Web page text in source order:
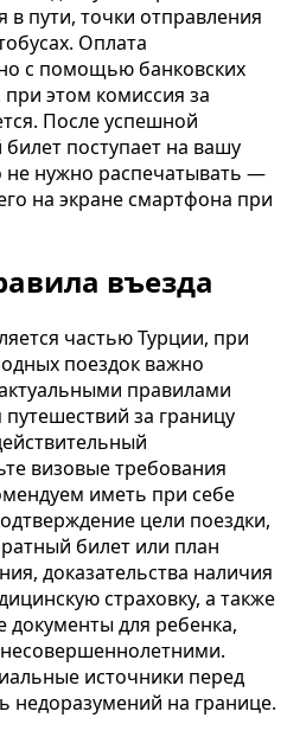
в пути, точки отправления
Оплата
с помощью банковских
этом комиссия за
После успешной
поступает на вашу
не нужно распечатывать —
на экране смартфона при
въезда
частью Турции, при
поездок важно
правилами
за границу
визовые требования
иметь при себе
цели поездки,
билет или план
доказательства наличия
страховку, а также
для ребенка,
источники перед
недоразумений на границе.